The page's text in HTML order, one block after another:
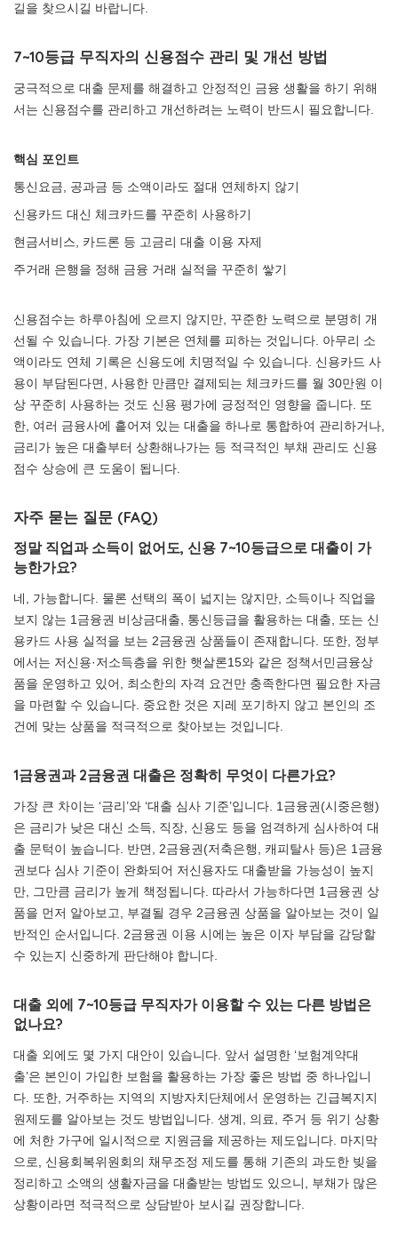
길을 찾으시길 바랍니다.
7~10등급 무직자의 신용점수 관리 및 개선 방법
궁극적으로 대출 문제를 해결하고 안정적인 금융 생활을 하기 위해
서는 신용점수를 관리하고 개선하려는 노력이 반드시 필요합니다.
핵심 포인트
통신요금, 공과금 등 소액이라도 절대 연체하지 않기
신용카드 대신 체크카드를 꾸준히 사용하기
현금서비스, 카드론 등 고금리 대출 이용 자제
주거래 은행을 정해 금융 거래 실적을 꾸준히 쌓기
신용점수는 하루아침에 오르지 않지만, 꾸준한 노력으로 분명히 개
선될 수 있습니다. 가장 기본은 연체를 피하는 것입니다. 아무리 소
액이라도 연체 기록은 신용도에 치명적일 수 있습니다. 신용카드 사
용이 부담된다면, 사용한 만큼만 결제되는 체크카드를 월 30만원 이
상 꾸준히 사용하는 것도 신용 평가에 긍정적인 영향을 줍니다. 또
한, 여러 금융사에 흩어져 있는 대출을 하나로 통합하여 관리하거나,
금리가 높은 대출부터 상환해나가는 등 적극적인 부채 관리도 신용
점수 상승에 큰 도움이 됩니다.
자주 묻는 질문 (FAQ)
정말 직업과 소득이 없어도, 신용 7~10등급으로 대출이 가
능한가요?
네, 가능합니다. 물론 선택의 폭이 넓지는 않지만, 소득이나 직업을
보지 않는 1금융권 비상금대출, 통신등급을 활용하는 대출, 또는 신
용카드 사용 실적을 보는 2금융권 상품들이 존재합니다. 또한, 정부
에서는 저신용·저소득층을 위한 햇살론15와 같은 정책서민금융상
품을 운영하고 있어, 최소한의 자격 요건만 충족한다면 필요한 자금
을 마련할 수 있습니다. 중요한 것은 지레 포기하지 않고 본인의 조
건에 맞는 상품을 적극적으로 찾아보는 것입니다.
1금융권과 2금융권 대출은 정확히 무엇이 다른가요?
가장 큰 차이는 ‘금리’와 ‘대출 심사 기준’입니다. 1금융권(시중은행)
은 금리가 낮은 대신 소득, 직장, 신용도 등을 엄격하게 심사하여 대
출 문턱이 높습니다. 반면, 2금융권(저축은행, 캐피탈사 등)은 1금융
권보다 심사 기준이 완화되어 저신용자도 대출받을 가능성이 높지
만, 그만큼 금리가 높게 책정됩니다. 따라서 가능하다면 1금융권 상
품을 먼저 알아보고, 부결될 경우 2금융권 상품을 알아보는 것이 일
반적인 순서입니다. 2금융권 이용 시에는 높은 이자 부담을 감당할
수 있는지 신중하게 판단해야 합니다.
대출 외에 7~10등급 무직자가 이용할 수 있는 다른 방법은
없나요?
대출 외에도 몇 가지 대안이 있습니다. 앞서 설명한 ‘보험계약대
출’은 본인이 가입한 보험을 활용하는 가장 좋은 방법 중 하나입니
다. 또한, 거주하는 지역의 지방자치단체에서 운영하는 긴급복지지
원제도를 알아보는 것도 방법입니다. 생계, 의료, 주거 등 위기 상황
에 처한 가구에 일시적으로 지원금을 제공하는 제도입니다. 마지막
으로, 신용회복위원회의 채무조정 제도를 통해 기존의 과도한 빚을
정리하고 소액의 생활자금을 대출받는 방법도 있으니, 부채가 많은
상황이라면 적극적으로 상담받아 보시길 권장합니다.